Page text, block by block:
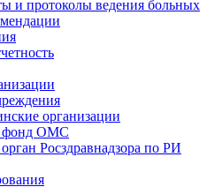
и протоколы ведения больных
организации
фонд ОМС
Росздравнадзора по РИ